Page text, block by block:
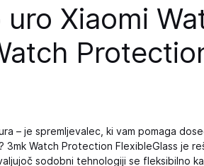
Xiaomi
– je spremljevalec, ki vam pomaga
Watch Protection FlexibleGlass je
sodobni tehnologiji se fleksibilno